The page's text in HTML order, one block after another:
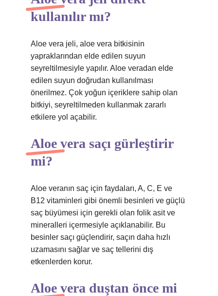
kullanılır mı?
Aloe vera jeli, aloe vera bitkisinin
yapraklarından elde edilen suyun
seyreltilmesiyle yapılır. Aloe veradan elde
edilen suyun doğrudan kullanılması
önerilmez. Çok yoğun içeriklere sahip olan
bitkiyi, seyreltilmeden kullanmak zararlı
etkilere yol açabilir.
Aloe vera saçı gürleştirir
mi?
Aloe veranın saç için faydaları, A, C, E ve
B12 vitaminleri gibi önemli besinleri ve güçlü
saç büyümesi için gerekli olan folik asit ve
mineralleri içermesiyle açıklanabilir. Bu
besinler saçı güçlendirir, saçın daha hızlı
uzamasını sağlar ve saç tellerini dış
etkenlerden korur.
Aloe vera duştan önce mi